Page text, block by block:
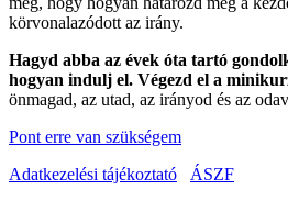
körvonalazódott az irány.
Hagyd abba az évek óta tartó
hogyan indulj el. Végezd el a
önmagad, az utad, az irányod és az
Pont erre van szükségem
Adatkezelési tájékoztató
ÁSZF